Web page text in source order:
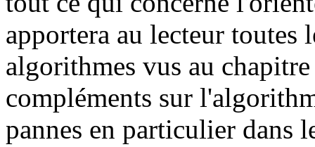
apportera au lecteur toutes
algorithmes vus au
compléments sur
pannes en particulier dans